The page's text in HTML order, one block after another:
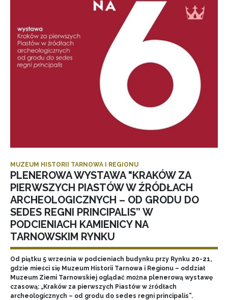
MUZEUM HISTORII TARNOWA I REGIONU
PLENEROWA WYSTAWA "KRAKÓW ZA
PIERWSZYCH PIASTÓW W ŹRÓDŁACH
ARCHEOLOGICZNYCH – OD GRODU DO
SEDES REGNI PRINCIPALIS” W
PODCIENIACH KAMIENICY NA
TARNOWSKIM RYNKU
Od piątku 5 września w podcieniach budynku przy Rynku 20-21,
gdzie mieści się Muzeum Historii Tarnowa i Regionu – oddział
Muzeum Ziemi Tarnowskiej oglądać można plenerową wystawę
czasową: „Kraków za pierwszych Piastów w źródłach
archeologicznych – od grodu do sedes regni principalis”.